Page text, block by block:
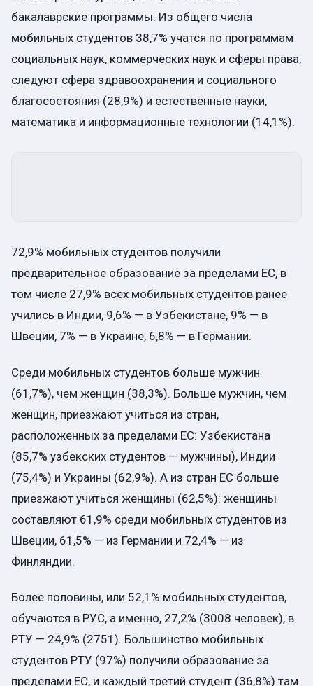
бакалаврские программы. Из общего числа
мобильных студентов 38,7% учатся по программам
социальных наук, коммерческих наук и сферы права,
следуют сфера здравоохранения и социального
благосостояния (28,9%) и естественные науки,
математика и информационные технологии (14,1%).
72,9% мобильных студентов получили
предварительное образование за пределами ЕС, в
том числе 27,9% всех мобильных студентов ранее
учились в Индии, 9,6% — в Узбекистане, 9% — в
Швеции, 7% — в Украине, 6,8% — в Германии.
Среди мобильных студентов больше мужчин
(61,7%), чем женщин (38,3%). Больше мужчин, чем
женщин, приезжают учиться из стран,
расположенных за пределами ЕС: Узбекистана
(85,7% узбекских студентов — мужчины), Индии
(75,4%) и Украины (62,9%). А из стран ЕС больше
приезжают учиться женщины (62,5%): женщины
составляют 61,9% среди мобильных студентов из
Швеции, 61,5% — из Германии и 72,4% — из
Финляндии.
Более половины, или 52,1% мобильных студентов,
обучаются в РУС, а именно, 27,2% (3008 человек), в
РТУ — 24,9% (2751). Большинство мобильных
студентов РТУ (97%) получили образование за
пределами ЕС, и каждый третий студент (36,8%) там